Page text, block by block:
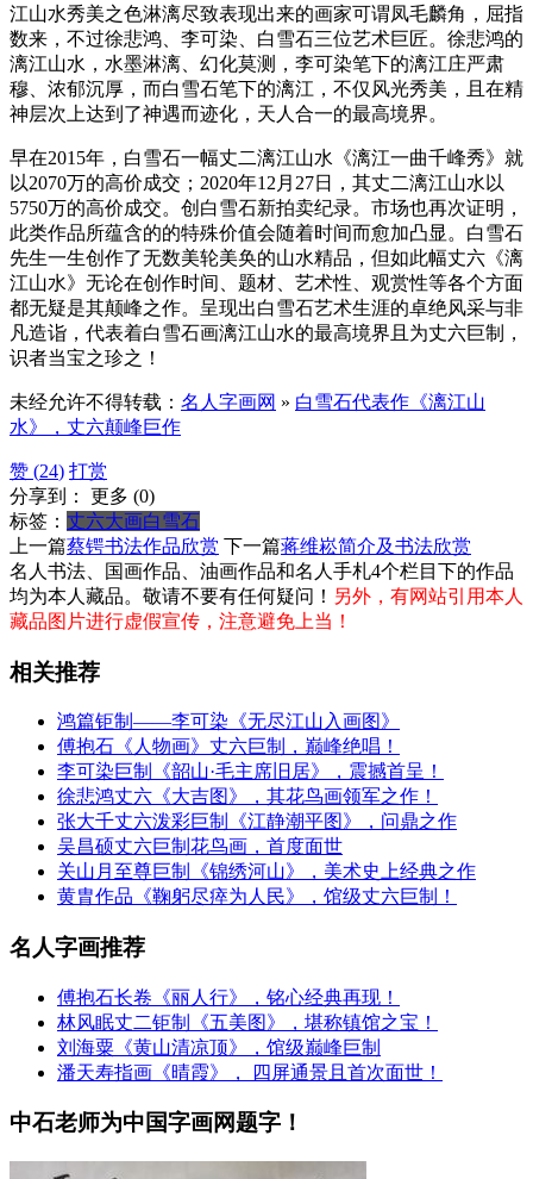
江山水秀美之色淋漓尽致表现出来的画家可谓凤毛麟角，屈指
数来，不过徐悲鸿、李可染、白雪石三位艺术巨匠。徐悲鸿的
漓江山水，水墨淋漓、幻化莫测，李可染笔下的漓江庄严肃
穆、浓郁沉厚，而白雪石笔下的漓江，不仅风光秀美，且在精
神层次上达到了神遇而迹化，天人合一的最高境界。
早在2015年，白雪石一幅丈二漓江山水《漓江一曲千峰秀》就
以2070万的高价成交；2020年12月27日，其丈二漓江山水以
5750万的高价成交。创白雪石新拍卖纪录。市场也再次证明，
此类作品所蕴含的的特殊价值会随着时间而愈加凸显。白雪石
先生一生创作了无数美轮美奂的山水精品，但如此幅丈六《漓
江山水》无论在创作时间、题材、艺术性、观赏性等各个方面
都无疑是其颠峰之作。呈现出白雪石艺术生涯的卓绝风采与非
凡造诣，代表着白雪石画漓江山水的最高境界且为丈六巨制，
识者当宝之珍之！
未经允许不得转载： 名人字画网 » 白雪石代表作《漓江山
水》，丈六颠峰巨作
赞 (24) 打赏
分享到： 更多 (0)
标签： 丈六大画白雪石
上一篇蔡锷书法作品欣赏 下一篇蒋维崧简介及书法欣赏
名人书法、国画作品、油画作品和名人手札4个栏目下的作品
均为本人藏品。敬请不要有任何疑问！ 另外，有网站引用本人
藏品图片进行虚假宣传，注意避免上当！
相关推荐
‌鸿篇钜制——李可染《无尽江山入画图》
傅抱石《人物画》丈六巨制，巅峰绝唱！
李可染巨制《韶山·毛主席旧居》，震撼首呈！
徐悲鸿丈六《大吉图》，其花鸟画领军之作！
张大千丈六泼彩巨制《江静潮平图》，问鼎之作
吴昌硕丈六巨制花鸟画，首度面世
关山月至尊巨制《锦绣河山》，美术史上经典之作
黄胄作品《鞠躬尽瘁为人民》，馆级丈六巨制！
名人字画推荐
傅抱石长卷《丽人行》，铭心经典再现！
林风眠丈二钜制《五美图》，堪称镇馆之宝！
刘海粟《黄山清凉顶》，馆级巅峰巨制
潘天寿指画《晴霞》， 四屏通景且首次面世！
中石老师为中国字画网题字！